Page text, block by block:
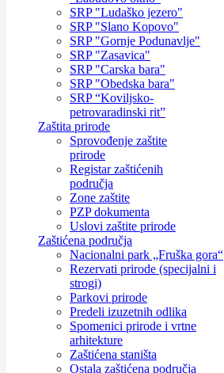
SRP "Ludaško jezero"
SRP "Slano Kopovo"
SRP "Gornje Podunavlje"
SRP "Zasavica"
SRP "Carska bara"
SRP "Obedska bara"
SRP “Koviljsko-
petrovaradinski rit”
Zaštita prirode
Sprovođenje zaštite
prirode
Registar zaštićenih
područja
Zone zaštite
PZP dokumenta
Uslovi zaštite prirode
Zaštićena područja
Nacionalni park „Fruška gora“
Rezervati prirode (specijalni i
strogi)
Parkovi prirode
Predeli izuzetnih odlika
Spomenici prirode i vrtne
arhitekture
Zaštićena staništa
Ostala zaštićena područja